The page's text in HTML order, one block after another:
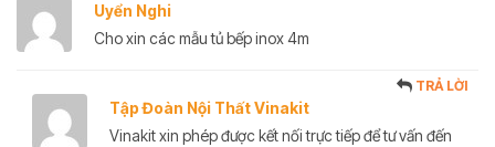
Uyển Nghi
Cho xin các mẫu tủ bếp inox 4m
Tập Đoàn Nội Thất Vinakit
TRẢ LỜI
Vinakit xin phép được kết nối trực tiếp để tư vấn đến